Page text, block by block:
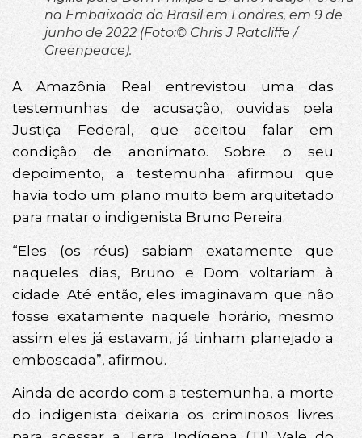
na Embaixada do Brasil em Londres, em 9 de
junho de 2022 (Foto:© Chris J Ratcliffe /
Greenpeace).
A Amazônia Real entrevistou uma das
testemunhas de acusação, ouvidas pela
Justiça Federal, que aceitou falar em
condição de anonimato. Sobre o seu
depoimento, a testemunha afirmou que
havia todo um plano muito bem arquitetado
para matar o indigenista Bruno Pereira.
“Eles (os réus) sabiam exatamente que
naqueles dias, Bruno e Dom voltariam à
cidade. Até então, eles imaginavam que não
fosse exatamente naquele horário, mesmo
assim eles já estavam, já tinham planejado a
emboscada”, afirmou.
Ainda de acordo com a testemunha, a morte
do indigenista deixaria os criminosos livres